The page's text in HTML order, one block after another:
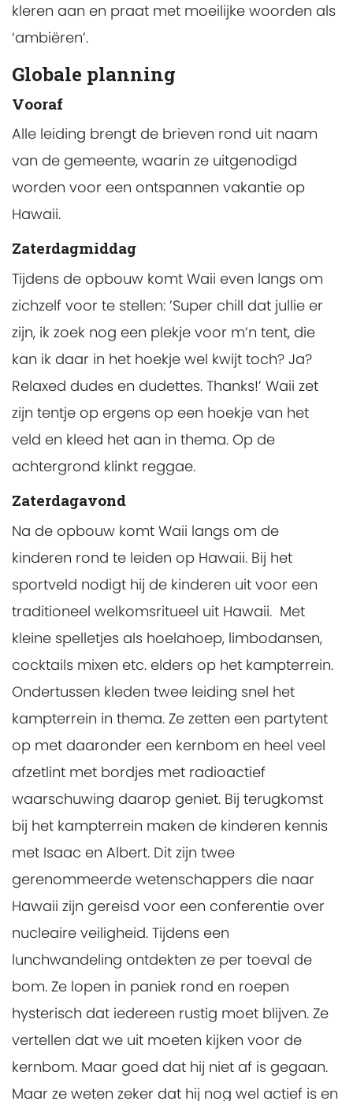
kleren aan en praat met moeilijke woorden als
‘ambiëren’.
Globale planning
Vooraf
Alle leiding brengt de brieven rond uit naam
van de gemeente, waarin ze uitgenodigd
worden voor een ontspannen vakantie op
Hawaii.
Zaterdagmiddag
Tijdens de opbouw komt Waii even langs om
zichzelf voor te stellen: ’Super chill dat jullie er
zijn, ik zoek nog een plekje voor m’n tent, die
kan ik daar in het hoekje wel kwijt toch? Ja?
Relaxed dudes en dudettes. Thanks!’ Waii zet
zijn tentje op ergens op een hoekje van het
veld en kleed het aan in thema. Op de
achtergrond klinkt reggae.
Zaterdagavond
Na de opbouw komt Waii langs om de
kinderen rond te leiden op Hawaii. Bij het
sportveld nodigt hij de kinderen uit voor een
traditioneel welkomsritueel uit Hawaii. Met
kleine spelletjes als hoelahoep, limbodansen,
cocktails mixen etc. elders op het kampterrein.
Ondertussen kleden twee leiding snel het
kampterrein in thema. Ze zetten een partytent
op met daaronder een kernbom en heel veel
afzetlint met bordjes met radioactief
waarschuwing daarop geniet. Bij terugkomst
bij het kampterrein maken de kinderen kennis
met Isaac en Albert. Dit zijn twee
gerenommeerde wetenschappers die naar
Hawaii zijn gereisd voor een conferentie over
nucleaire veiligheid. Tijdens een
lunchwandeling ontdekten ze per toeval de
bom. Ze lopen in paniek rond en roepen
hysterisch dat iedereen rustig moet blijven. Ze
vertellen dat we uit moeten kijken voor de
kernbom. Maar goed dat hij niet af is gegaan.
Maar ze weten zeker dat hij nog wel actief is en